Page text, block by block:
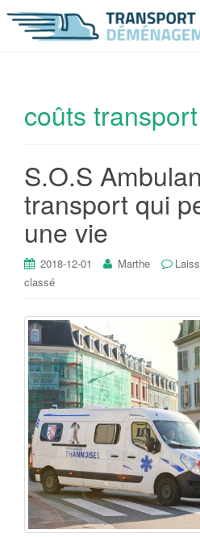
coûts transport
S.O.S
transport qui
une vie
2018-12-01 Marthe
classé